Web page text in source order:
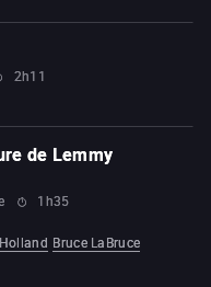
2h11
de Lemmy
1h35
Bruce LaBruce